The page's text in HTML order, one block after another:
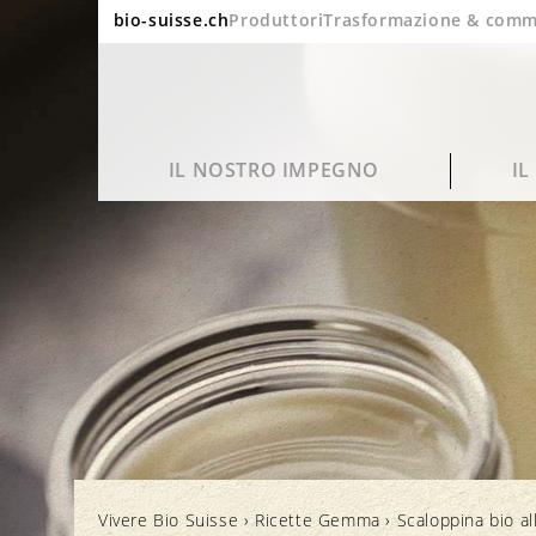
bio-suisse.chProduttoriTrasformazione &
IL NOSTRO IMPEGNO IL
Sostenibilità
Qualità e gusto
Salute
Domande frequenti
Lavorazione e imballaggio
Marchi e controllo
Ritratto
Bio in cifre
Rapporto annuale
Blog
Cinema
Vivere Bio Suisse ›Ricette Gemma ›Scaloppina bio